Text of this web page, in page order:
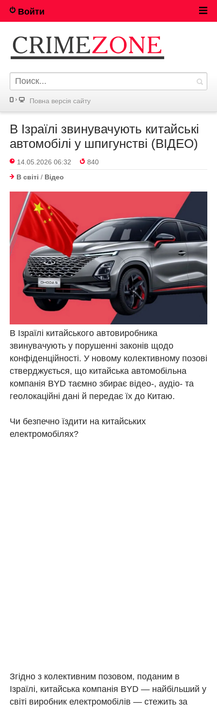
Войти
Повна версія сайту
В Ізраїлі звинувачують китайські
автомобілі у шпигунстві (ВІДЕО)
14.05.2026 06:32
840
В світі / Відео
В Ізраїлі китайського автовиробника
звинувачують у порушенні законів щодо
конфіденційності. У новому колективному позові
стверджується, що китайська автомобільна
компанія BYD таємно збирає відео-, аудіо- та
геолокаційні дані й передає їх до Китаю.
Чи безпечно їздити на китайських
електромобілях?
Згідно з колективним позовом, поданим в
Ізраїлі, китайська компанія BYD — найбільший у
світі виробник електромобілів — стежить за